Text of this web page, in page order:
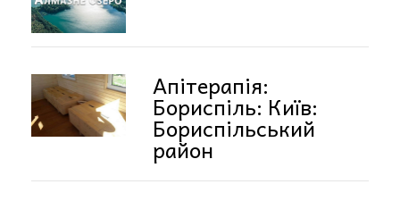
Апітерапія:
Бориспіль: Київ:
Бориспільський
район